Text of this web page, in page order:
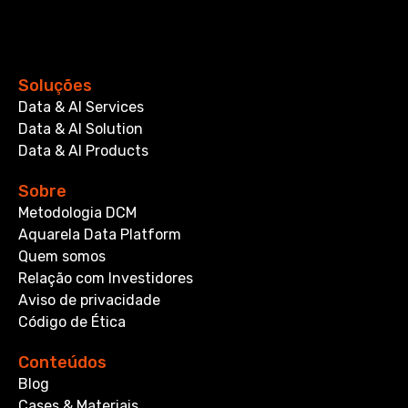
Soluções
Data & AI Services
Data & AI Solution
Data & AI Products
Sobre
Metodologia DCM
Aquarela Data Platform
Quem somos
Relação com Investidores
Aviso de privacidade
Código de Ética
Conteúdos
Blog